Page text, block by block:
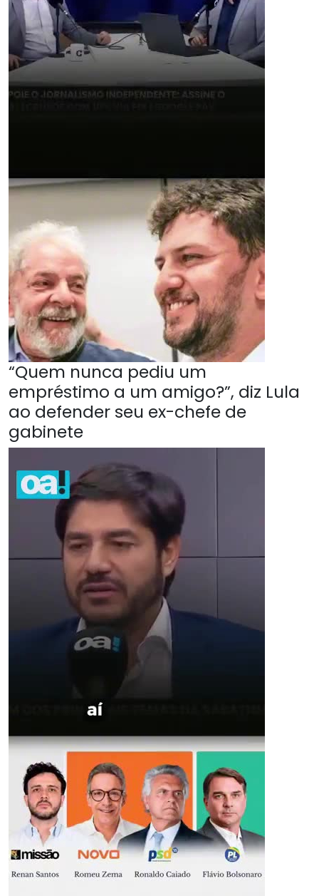
“Quem nunca pediu um
empréstimo a um amigo?”, diz Lula
ao defender seu ex-chefe de
gabinete